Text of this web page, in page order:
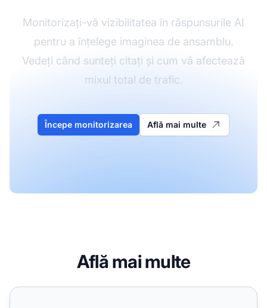
Monitorizați-vă vizibilitatea în răspunsurile AI
pentru a înțelege imaginea de ansamblu.
Vedeți când sunteți citați și cum vă afectează
mixul total de trafic.
Începe monitorizarea Află mai multe
Află mai multe
Este traficul din căutările AI de fapt mai valoros? Ce date